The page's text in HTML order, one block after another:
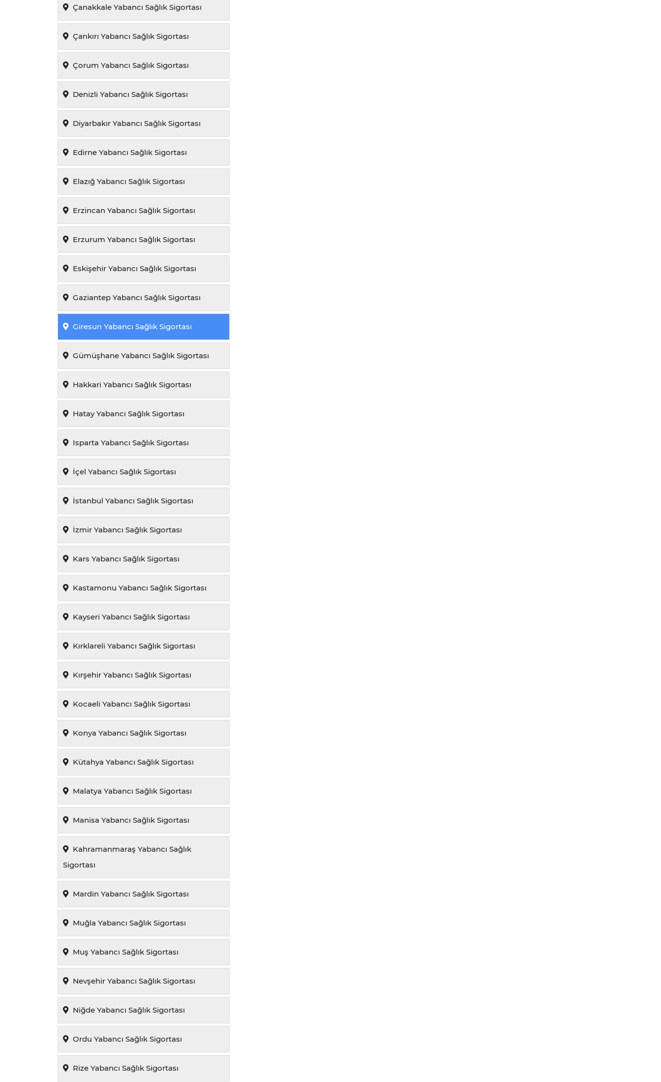
Çanakkale Yabancı Sağlık Sigortası
Çankırı Yabancı Sağlık Sigortası
Çorum Yabancı Sağlık Sigortası
Denizli Yabancı Sağlık Sigortası
Diyarbakır Yabancı Sağlık Sigortası
Edirne Yabancı Sağlık Sigortası
Elazığ Yabancı Sağlık Sigortası
Erzincan Yabancı Sağlık Sigortası
Erzurum Yabancı Sağlık Sigortası
Eskişehir Yabancı Sağlık Sigortası
Gaziantep Yabancı Sağlık Sigortası
Giresun Yabancı Sağlık Sigortası
Gümüşhane Yabancı Sağlık Sigortası
Hakkari Yabancı Sağlık Sigortası
Hatay Yabancı Sağlık Sigortası
Isparta Yabancı Sağlık Sigortası
İçel Yabancı Sağlık Sigortası
İstanbul Yabancı Sağlık Sigortası
İzmir Yabancı Sağlık Sigortası
Kars Yabancı Sağlık Sigortası
Kastamonu Yabancı Sağlık Sigortası
Kayseri Yabancı Sağlık Sigortası
Kırklareli Yabancı Sağlık Sigortası
Kırşehir Yabancı Sağlık Sigortası
Kocaeli Yabancı Sağlık Sigortası
Konya Yabancı Sağlık Sigortası
Kütahya Yabancı Sağlık Sigortası
Malatya Yabancı Sağlık Sigortası
Manisa Yabancı Sağlık Sigortası
Kahramanmaraş Yabancı Sağlık
Sigortası
Mardin Yabancı Sağlık Sigortası
Muğla Yabancı Sağlık Sigortası
Muş Yabancı Sağlık Sigortası
Nevşehir Yabancı Sağlık Sigortası
Niğde Yabancı Sağlık Sigortası
Ordu Yabancı Sağlık Sigortası
Rize Yabancı Sağlık Sigortası